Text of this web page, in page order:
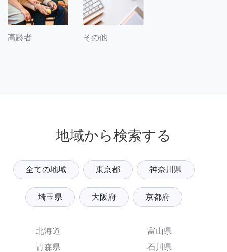
高齢者 その他
地域から検索する
全ての地域 東京都 神奈川県
埼玉県 大阪府 京都府
北海道
青森県
富山県
石川県